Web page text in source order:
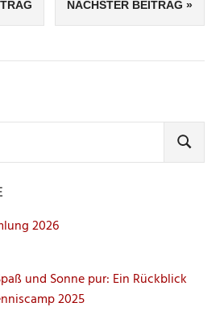
NÄCHSTER BEITRAG
SUCHEN
2026
und Sonne pur: Ein Rückblick
2025